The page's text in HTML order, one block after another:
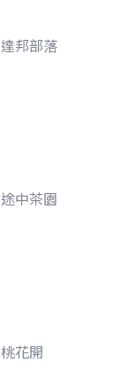
達邦部落
途中茶園
桃花開